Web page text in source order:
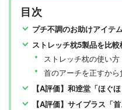
目次
プチ不調のお助けアイテ
ストレッチ枕5製品を比較
ストレッチ枕の使い方
首のアーチを正すか
【A評価】和逹堂「ほぐほ
【A評価】サイプラス「